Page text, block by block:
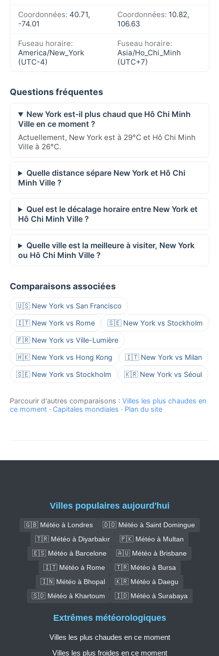
Coordonnées: 40.71,
-74.01
Coordonnées: 10.82,
106.63
Fuseau horaire:
America/New_York
(UTC-4)
Fuseau horaire:
Asia/Ho_Chi_Minh
(UTC+7)
Questions fréquentes
New York est-il plus chaud que Hô Chi Minh
Ville en ce moment ?
Actuellement, New York est à 29°C et Hô Chi Minh
Ville à 26°C.
Quelle distance sépare New York et Hô Chi
Minh Ville ?
Quel est le décalage horaire entre New York et
Hô Chi Minh Ville ?
Quelle ville est la meilleure à visiter, New York
ou Hô Chi Minh Ville ?
Comparaisons associées
🇺🇸 New York vs San Francisco
🇮🇹 New York vs Rome 🇸🇪 New York vs Stockholm
🇫🇷 New York vs Ville-Lumière
🇭🇰 New York vs Hong Kong 🇮🇹 New York vs Milan
🇸🇪 New York vs Stockholm 🇰🇷 New York vs Séoul
Parcourir d'autres comparaisons : Villes les plus chaudes en
ce moment · Capitales mondiales · Plan du site
Villes populaires aujourd'hui
🇬🇧 Météo à Londres
🇩🇴 Météo à Saint Domingue
🇹🇷 Météo à Diyarbakır
🇵🇰 Météo à Multan
🇪🇸 Météo à Barcelone
🇦🇺 Météo à Brisbane
🇮🇹 Météo à Rome
🇹🇷 Météo à Bursa
🇮🇳 Météo à Bhopal
🇰🇷 Météo à Daegu
🇸🇩 Météo à Khartoum
🇮🇩 Météo à Surabaya
Extrêmes météorologiques
Villes les plus chaudes en ce moment
Villes les plus froides en ce moment